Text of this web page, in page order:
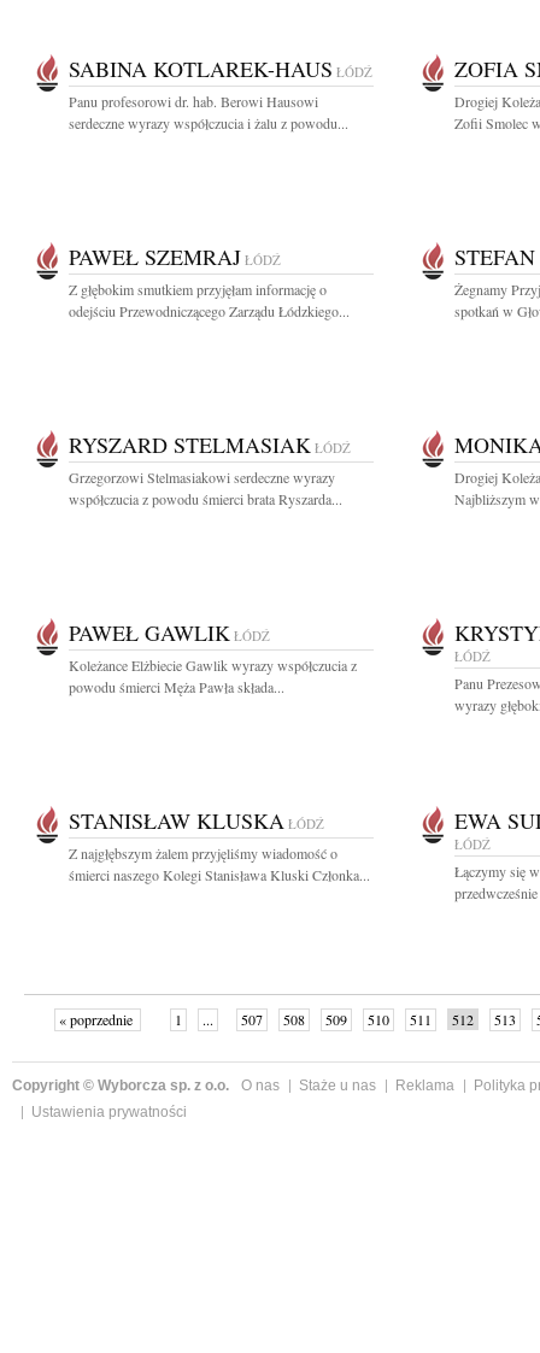
SABINA KOTLAREK-HAUS ŁÓDŹ
Panu profesorowi dr. hab. Berowi Hausowi
serdeczne wyrazy współczucia i żalu z powodu...
ZOFIA
Drogiej
Zofii Smolec
PAWEŁ SZEMRAJ ŁÓDŹ
Z głębokim smutkiem przyjęłam informację o
odejściu Przewodniczącego Zarządu Łódzkiego...
Żegnamy
spotkań w
RYSZARD STELMASIAK ŁÓDŹ
Grzegorzowi Stelmasiakowi serdeczne wyrazy
współczucia z powodu śmierci brata Ryszarda...
Drogiej
Najbliższym
PAWEŁ GAWLIK ŁÓDŹ
Koleżance Elżbiecie Gawlik wyrazy współczucia z
powodu śmierci Męża Pawła składa...
ŁÓDŹ
Panu
wyrazy
STANISŁAW KLUSKA ŁÓDŹ
Z najgłębszym żalem przyjęliśmy wiadomość o
śmierci naszego Kolegi Stanisława Kluski Członka...
EWA
ŁÓDŹ
Łączymy się
« poprzednie 1 ... 507 508 509 510 511 512 513
Copyright © Wyborcza sp. z o.o. O nas Staże u nas Reklama
Polityka
Ustawienia prywatności